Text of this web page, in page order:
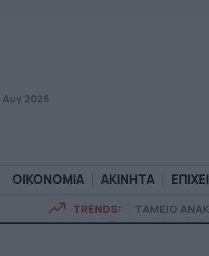
2026
ΟΙΚΟΝΟΜΙΑ ΑΚΙΝΗΤΑ
TRENDS: ΤΑΜΕΙΟ